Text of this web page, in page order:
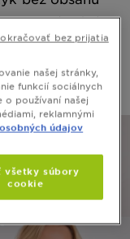
pre prírodné,
zrkadlového
72 hodín*.
našej stránky,
funkcií sociálnych
o používaní našej
reklamnými
údajov
všetky súbory
cookie
bez prijatia